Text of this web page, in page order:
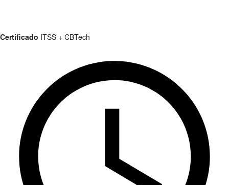
Certificado ITSS + CBTech